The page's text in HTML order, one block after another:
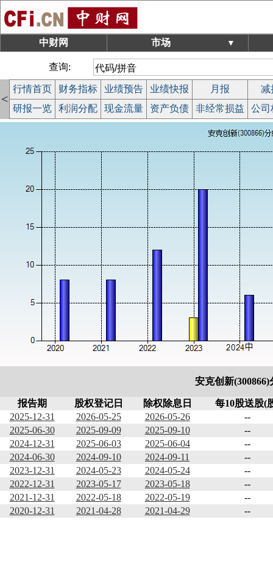
中财网 市场 ▼
查询:
<
行情首页 财务指标 业绩预告 业绩快报 月报
减
研报一览
利润分配 现金流量 资产负债 非经常损益 公司
安克创新(300866)
报告期 股权登记日 除权除息日
每10股送股(
2025-12-31
2026-05-25 2026-05-26
--
2025-06-30
2025-09-09 2025-09-10
--
2024-12-31
2025-06-03 2025-06-04
--
2024-06-30
2024-09-10 2024-09-11
--
2023-12-31
2024-05-23 2024-05-24
--
2022-12-31
2023-05-17 2023-05-18
--
2021-12-31
2022-05-18 2022-05-19
--
2020-12-31
2021-04-28 2021-04-29 --